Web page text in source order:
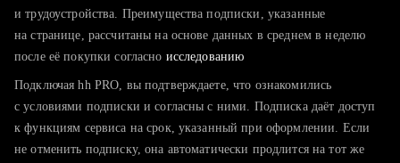
тратите много времени на поиск и вручную поднимаете
хотите сравнить себя с конкурентами и оценить шансы
и трудоустройства. Преимущества подписки, указанные
на странице, рассчитаны на основе данных в среднем в неделю
после её покупки согласно исследованию
Подключая hh PRO, вы подтверждаете, что ознакомились
с условиями подписки и согласны с ними. Подписка даёт доступ
к функциям сервиса на срок, указанный при оформлении. Если
не отменить подписку, она автоматически продлится на тот же